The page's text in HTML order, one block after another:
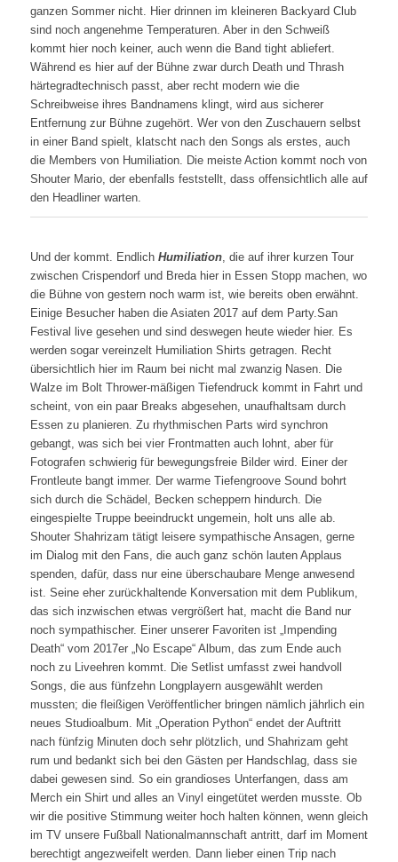
ganzen Sommer nicht. Hier drinnen im kleineren Backyard Club
sind noch angenehme Temperaturen. Aber in den Schweiß
kommt hier noch keiner, auch wenn die Band tight abliefert.
Während es hier auf der Bühne zwar durch Death und Thrash
härtegradtechnisch passt, aber recht modern wie die
Schreibweise ihres Bandnamens klingt, wird aus sicherer
Entfernung zur Bühne zugehört. Wer von den Zuschauern selbst
in einer Band spielt, klatscht nach den Songs als erstes, auch
die Members von Humiliation. Die meiste Action kommt noch von
Shouter Mario, der ebenfalls feststellt, dass offensichtlich alle auf
den Headliner warten.
Und der kommt. Endlich Humiliation, die auf ihrer kurzen Tour
zwischen Crispendorf und Breda hier in Essen Stopp machen, wo
die Bühne von gestern noch warm ist, wie bereits oben erwähnt.
Einige Besucher haben die Asiaten 2017 auf dem Party.San
Festival live gesehen und sind deswegen heute wieder hier. Es
werden sogar vereinzelt Humiliation Shirts getragen. Recht
übersichtlich hier im Raum bei nicht mal zwanzig Nasen. Die
Walze im Bolt Thrower-mäßigen Tiefendruck kommt in Fahrt und
scheint, von ein paar Breaks abgesehen, unaufhaltsam durch
Essen zu planieren. Zu rhythmischen Parts wird synchron
gebangt, was sich bei vier Frontmatten auch lohnt, aber für
Fotografen schwierig für bewegungsfreie Bilder wird. Einer der
Frontleute bangt immer. Der warme Tiefengroove Sound bohrt
sich durch die Schädel, Becken scheppern hindurch. Die
eingespielte Truppe beeindruckt ungemein, holt uns alle ab.
Shouter Shahrizam tätigt leisere sympathische Ansagen, gerne
im Dialog mit den Fans, die auch ganz schön lauten Applaus
spenden, dafür, dass nur eine überschaubare Menge anwesend
ist. Seine eher zurückhaltende Konversation mit dem Publikum,
das sich inzwischen etwas vergrößert hat, macht die Band nur
noch sympathischer. Einer unserer Favoriten ist „Impending
Death“ vom 2017er „No Escape“ Album, das zum Ende auch
noch zu Liveehren kommt. Die Setlist umfasst zwei handvoll
Songs, die aus fünfzehn Longplayern ausgewählt werden
mussten; die fleißigen Veröffentlicher bringen nämlich jährlich ein
neues Studioalbum. Mit „Operation Python“ endet der Auftritt
nach fünfzig Minuten doch sehr plötzlich, und Shahrizam geht
rum und bedankt sich bei den Gästen per Handschlag, dass sie
dabei gewesen sind. So ein grandioses Unterfangen, dass am
Merch ein Shirt und alles an Vinyl eingetütet werden musste. Ob
wir die positive Stimmung weiter hoch halten können, wenn gleich
im TV unsere Fußball Nationalmannschaft antritt, darf im Moment
berechtigt angezweifelt werden. Dann lieber einen Trip nach